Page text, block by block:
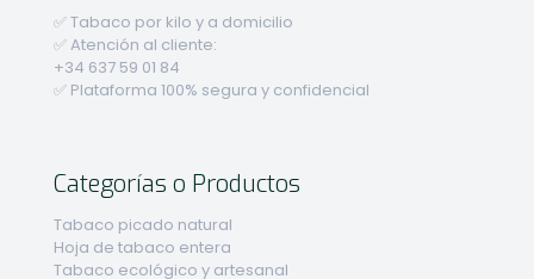
✅ Tabaco por kilo y a domicilio
✅ Atención al cliente:
+34 637 59 01 84
✅ Plataforma 100% segura y confidencial
Categorías o Productos
Tabaco picado natural
Hoja de tabaco entera
Tabaco ecológico y artesanal